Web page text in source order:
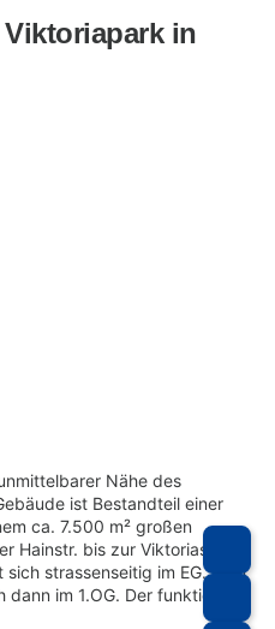
in
Nähe des
ist Bestandteil einer
ca. 7.500 m² großen
Hainstr. bis zur Viktoriastr.
strassenseitig im EG. Zum
im 1.OG. Der funktionale